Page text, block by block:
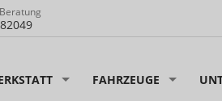
FAHRZEUGE